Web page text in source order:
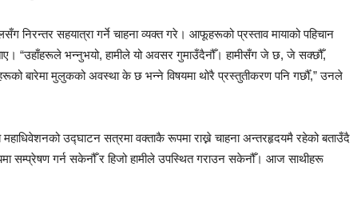
निरन्तर सहयात्रा गर्ने चाहना व्यक्त गरे। आफूहरूको प्रस्ताव मायाको पहिचान
“उहाँहरूले भन्नुभयो, हामीले यो अवसर गुमाउँदैनौँ। हामीसँग जे छ, जे सक्छौँ,
बारेमा मुलुकको अवस्था के छ भन्ने विषयमा थोरै प्रस्तुतीकरण पनि गर्छौँ,” उनले
उद्घाटन सत्रमा वक्ताकै रूपमा राख्ने चाहना अन्तरहृदयमै रहेको बताउँदै
सम्प्रेषण गर्न सकेनौँ र हिजो हामीले उपस्थित गराउन सकेनौँ। आज साथीहरू